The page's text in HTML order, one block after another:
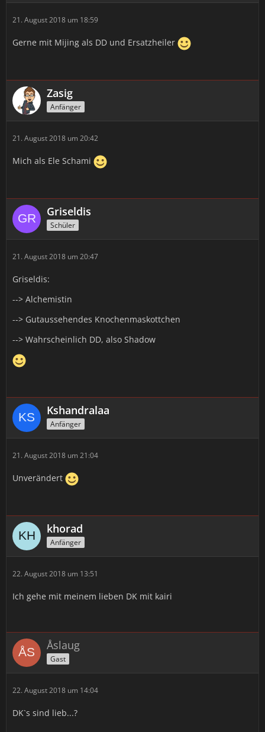
21. August 2018 um 18:59
Gerne mit Mijing als DD und Ersatzheiler
Zasig
Anfänger
21. August 2018 um 20:42
Mich als Ele Schami
Griseldis
Schüler
21. August 2018 um 20:47
Griseldis:
--> Alchemistin
--> Gutaussehendes Knochenmaskottchen
--> Wahrscheinlich DD, also Shadow
Kshandralaa
Anfänger
21. August 2018 um 21:04
Unverändert
khorad
Anfänger
22. August 2018 um 13:51
Ich gehe mit meinem lieben DK mit kairi
Åslaug
Gast
22. August 2018 um 14:04
DK`s sind lieb...?